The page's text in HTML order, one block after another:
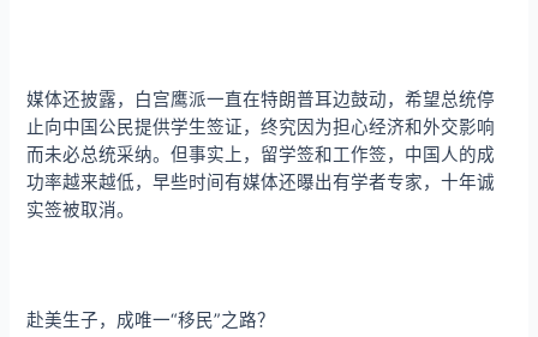
媒体还披露，白宫鹰派一直在特朗普耳边鼓动，希望总统停
止向中国公民提供学生签证，终究因为担心经济和外交影响
而未必总统采纳。但事实上，留学签和工作签，中国人的成
功率越来越低，早些时间有媒体还曝出有学者专家，十年诚
实签被取消。
赴美生子，成唯一“移民”之路？